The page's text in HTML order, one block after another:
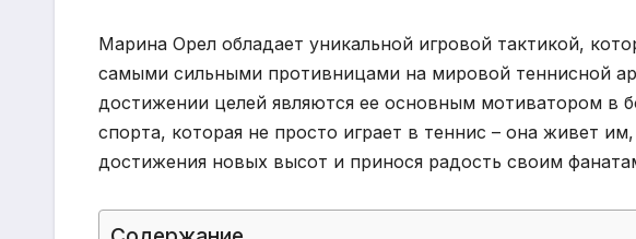
Марина Орел обладает уникальной игровой тактикой,
самыми сильными противницами на мировой теннисной
достижении целей являются ее основным мотиватором в
спорта, которая не просто играет в теннис – она живет
достижения новых высот и принося радость своим